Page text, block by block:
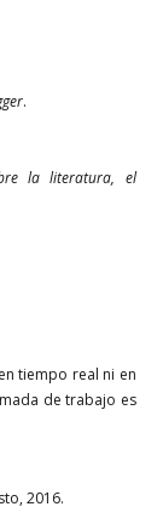
.
la literatura, el
tiempo real ni en
de trabajo es
2016.